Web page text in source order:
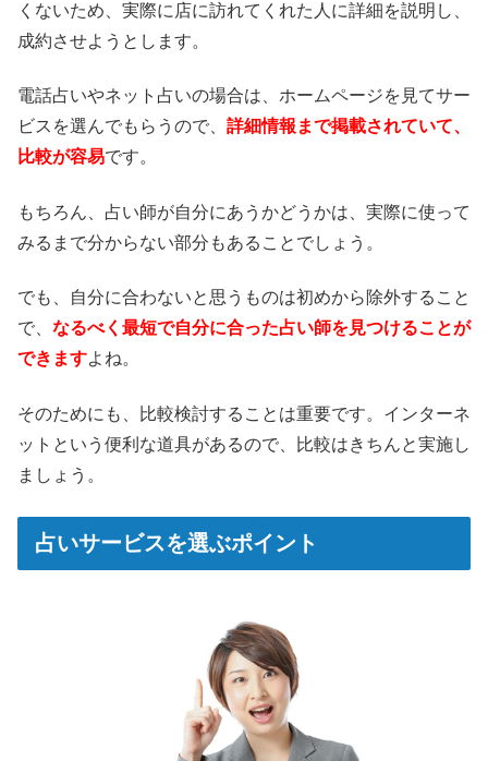
くないため、実際に店に訪れてくれた人に詳細を説明し、
成約させようとします。
電話占いやネット占いの場合は、ホームページを見てサー
ビスを選んでもらうので、 詳細情報まで掲載されていて、
比較が容易です。
もちろん、占い師が自分にあうかどうかは、実際に使って
みるまで分からない部分もあることでしょう。
でも、自分に合わないと思うものは初めから除外すること
で、 なるべく最短で自分に合った占い師を見つけることが
できますよね。
そのためにも、比較検討することは重要です。インターネ
ットという便利な道具があるので、比較はきちんと実施し
ましょう。
占いサービスを選ぶポイント